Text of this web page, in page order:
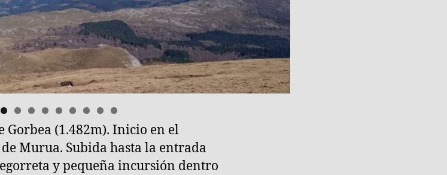
0 1
(1.482m). Inicio en el
Murua. Subida hasta la entrada
y pequeña incursión dentro